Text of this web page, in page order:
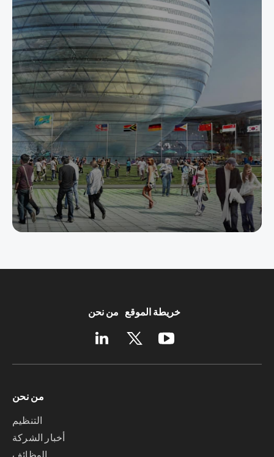
من نحن خريطة الموقع
من نحن
التنظيم
أخبار الشركة